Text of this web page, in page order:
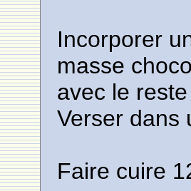
Incorporer
masse
avec le
Verser dans
Faire cuire